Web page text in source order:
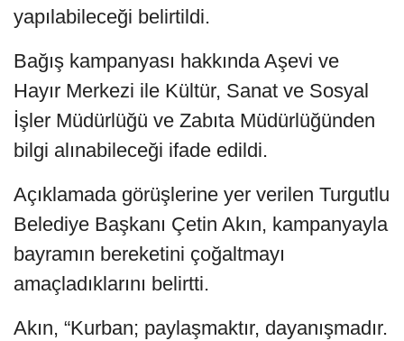
yapılabileceği belirtildi.
Bağış kampanyası hakkında Aşevi ve
Hayır Merkezi ile Kültür, Sanat ve Sosyal
İşler Müdürlüğü ve Zabıta Müdürlüğünden
bilgi alınabileceği ifade edildi.
Açıklamada görüşlerine yer verilen Turgutlu
Belediye Başkanı Çetin Akın, kampanyayla
bayramın bereketini çoğaltmayı
amaçladıklarını belirtti.
Akın, “Kurban; paylaşmaktır, dayanışmadır.